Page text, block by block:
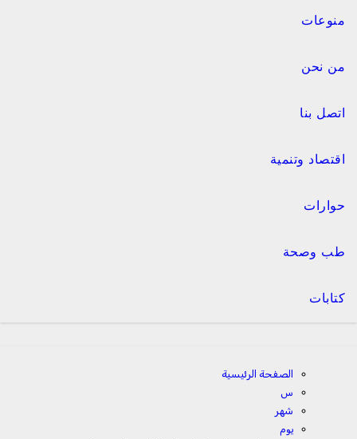
منوعات
من نحن
اتصل بنا
اقتصاد وتنمية
حوارات
طب وصحة
كتابات
الصفحة الرئيسية
س
شهر
يوم